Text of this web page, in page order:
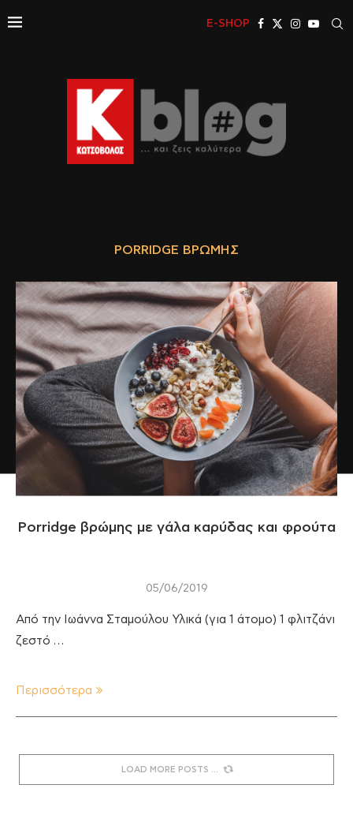
E-SHOP
PORRIDGE ΒΡΏΜΗΣ
Porridge βρώμης με γάλα καρύδας και φρούτα
05/06/2019
Από την Ιωάννα Σταμούλου Υλικά (για 1 άτομο) 1 φλιτζάνι
ζεστό …
Περισσότερα
LOAD MORE POSTS